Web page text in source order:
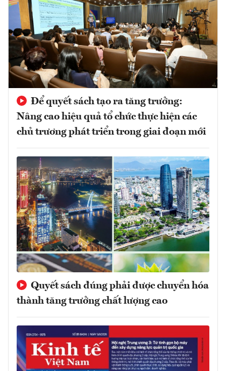
Để quyết sách tạo ra tăng trưởng:
Nâng cao hiệu quả tổ chức thực hiện các
chủ trương phát triển trong giai đoạn mới
Quyết sách đúng phải được chuyển hóa
thành tăng trưởng chất lượng cao